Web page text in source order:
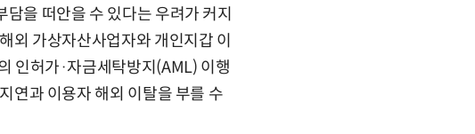
을 떠안을 수 있다는 우려가 커지
외 가상자산사업자와 개인지갑 이
인허가·자금세탁방지(AML) 이행
연과 이용자 해외 이탈을 부를 수